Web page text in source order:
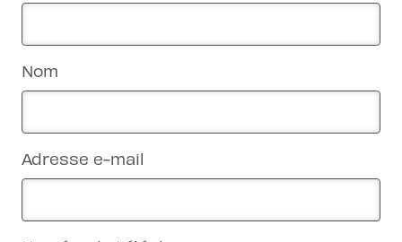
Nom
Adresse e-mail